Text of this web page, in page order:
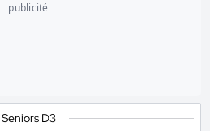
publicité
Seniors D3